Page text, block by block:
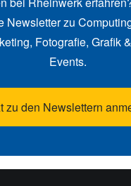
Newsletter zu
Fotografie, Grafik
Events.
zu den Newslettern